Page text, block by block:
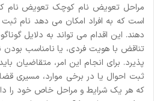
مراحل تعویض نام کوچک تعویض نام
است که به افراد امکان می دهد نام ثبت
دهند. این اقدام می تواند به دلایل
تناقض با هویت فردی، یا نامناسب بودن
پذیرد. برای انجام این امر، متقاضیان
ثبت احوال یا در برخی موارد، مسیری
که هر یک شرایط و مراحل خاص خود را